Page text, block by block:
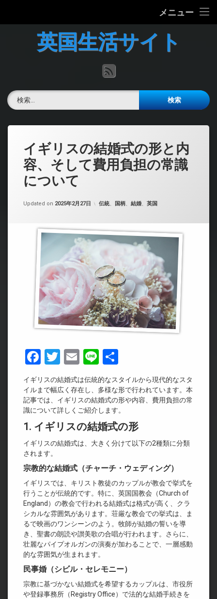
メニュー
英国の文化について
掲示板
英国生活サイト
RSS
イギリスの結婚式の形と内
容、そして費用負担の常識
について
Updated on 2025年2月27日 カテゴリー:
伝統、 国柄、 結婚、 英国
Facebook
Twitter
Email
Line
有
イギリスの結婚式は伝統的なスタイルから現代的なスタ
イルまで幅広く存在し、多様な形で行われています。本
記事では、イギリスの結婚式の形や内容、費用負担の常
識について詳しくご紹介します。
1. イギリスの結婚式の形
イギリスの結婚式は、大きく分けて以下の2種類に分類
されます。
宗教的な結婚式（チャーチ・ウェディング）
イギリスでは、キリスト教徒のカップルが教会で挙式を
行うことが伝統的です。特に、英国国教会（Church of
England）の教会で行われる結婚式は格式が高く、クラ
シカルな雰囲気があります。荘厳な教会での挙式は、ま
るで映画のワンシーンのよう。牧師が結婚の誓いを導
き、聖書の朗読や讃美歌の合唱が行われます。さらに、
壮麗なパイプオルガンの演奏が加わることで、一層感動
的な雰囲気が生まれます。
民事婚（シビル・セレモニー）
宗教に基づかない結婚式を希望するカップルは、市役所
や登録事務所（Registry Office）で法的な結婚手続きを